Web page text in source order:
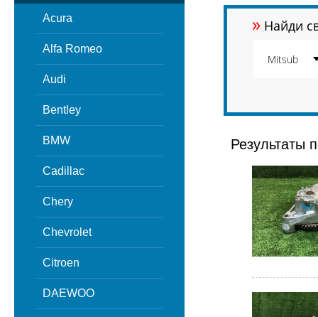
Acura
Alfa Romeo
Audi
Bentley
BMW
Cadillac
Chery
Chevrolet
Citroen
DAEWOO
» Найди
Результаты